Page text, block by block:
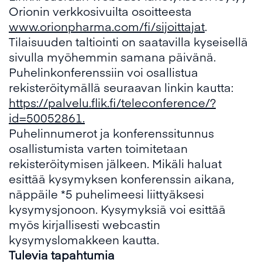
Orionin verkkosivuilta osoitteesta
www.orionpharma.com/fi/sijoittajat.
Tilaisuuden taltiointi on saatavilla kyseisellä
sivulla myöhemmin samana päivänä.
Puhelinkonferenssiin voi osallistua
rekisteröitymällä seuraavan linkin kautta:
https://palvelu.flik.fi/teleconference/?
id=50052861.
Puhelinnumerot ja konferenssitunnus
osallistumista varten toimitetaan
rekisteröitymisen jälkeen. Mikäli haluat
esittää kysymyksen konferenssin aikana,
näppäile *5 puhelimeesi liittyäksesi
kysymysjonoon. Kysymyksiä voi esittää
myös kirjallisesti webcastin
kysymyslomakkeen kautta.
Tulevia tapahtumia